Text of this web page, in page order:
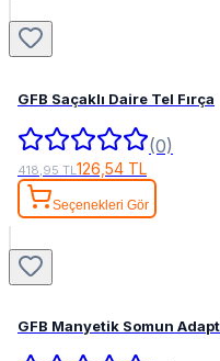
GFB Saçaklı Daire Tel Fırça
(0)
418,95 TL126,54 TL
Seçenekleri Gör
GFB Manyetik Somun